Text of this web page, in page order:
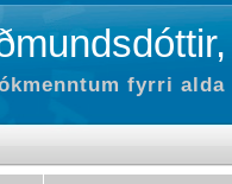
fyrri alda